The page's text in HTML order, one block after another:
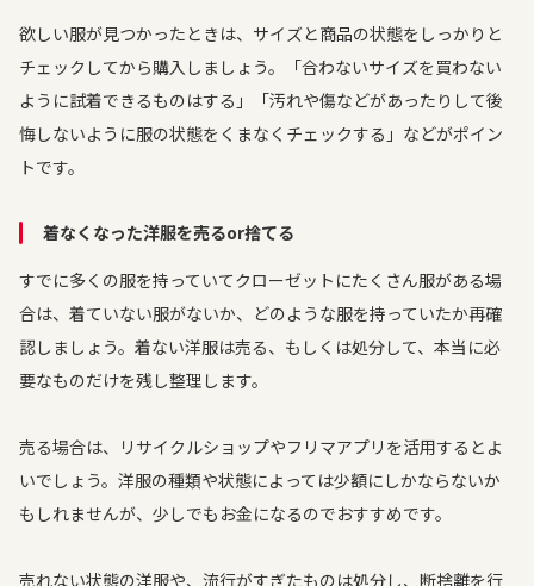
欲しい服が見つかったときは、サイズと商品の状態をしっかりと
チェックしてから購入しましょう。「合わないサイズを買わない
ように試着できるものはする」「汚れや傷などがあったりして後
悔しないように服の状態をくまなくチェックする」などがポイン
トです。
着なくなった洋服を売るor捨てる
すでに多くの服を持っていてクローゼットにたくさん服がある場
合は、着ていない服がないか、どのような服を持っていたか再確
認しましょう。着ない洋服は売る、もしくは処分して、本当に必
要なものだけを残し整理します。
売る場合は、リサイクルショップやフリマアプリを活用するとよ
いでしょう。洋服の種類や状態によっては少額にしかならないか
もしれませんが、少しでもお金になるのでおすすめです。
売れない状態の洋服や、流行がすぎたものは処分し、断捨離を行